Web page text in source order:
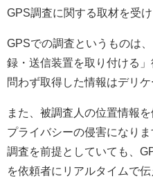
GPS調査に関する取材を受け
GPSでの調査というものは、
録・送信装置を取り付ける
問わず取得した情報はデリ
また、被調査人の位置情報
プライバシーの侵害になり
調査を前提としていても、
を依頼者にリアルタイムで